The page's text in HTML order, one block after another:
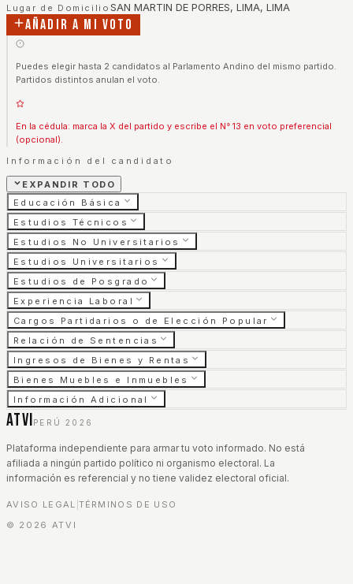
Lugar de Domicilio SAN MARTIN DE PORRES, LIMA, LIMA
Añadir a mi voto
Puedes elegir hasta 2 candidatos al Parlamento Andino del mismo partido.
Partidos distintos anulan el voto.
En la cédula: marca la X del partido y escribe el N° 13 en voto preferencial
(opcional).
Información del candidato
EXPANDIR TODO
Educación Básica
Estudios Técnicos
Estudios No Universitarios
Estudios Universitarios
Estudios de Posgrado
Experiencia Laboral
Cargos Partidarios o de Elección Popular
Relación de Sentencias
Ingresos de Bienes y Rentas
Bienes Muebles e Inmuebles
Información Adicional
ATVI PERÚ 2026
Plataforma independiente para armar tu voto informado. No está
afiliada a ningún partido político ni organismo electoral. La
información es referencial y no tiene validez electoral oficial.
AVISO LEGAL TÉRMINOS DE USO
© 2026 ATVI